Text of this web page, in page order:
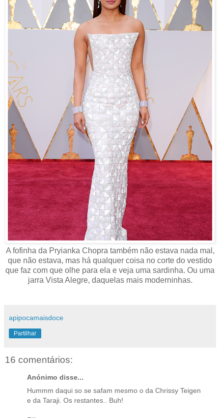
A fofinha da Pryianka Chopra também não estava nada mal,
que não estava, mas há qualquer coisa no corte do vestido
que faz com que olhe para ela e veja uma sardinha. Ou uma
jarra Vista Alegre, daquelas mais moderninhas.
apipocamaisdoce
Partilhar
16 comentários:
Anónimo disse...
Hummm daqui so se safam mesmo o da Chrissy Teigen
e da Taraji. Os restantes.. Buh!